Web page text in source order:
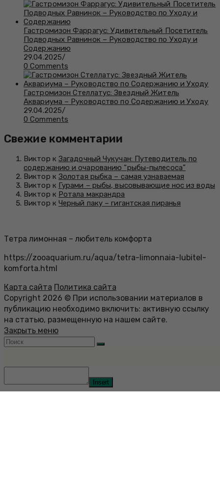
Гастромизон Фаррагус: Удивительный Посетитель
Подводных Равнинок – Руководство по Уходу и
Содержанию
29.04.2025/
0 Comments
Гастромизон Стеллатус: Звездный Житель
Аквариума – Руководство по Содержанию и Уходу
29.04.2025/
0 Comments
Свежие комментарии
Виктор к Загадочный Чукучан: Путеводитель по
содержанию и очарованию “рыбы-пылесоса”
Виктор к Золотая рыбка – самая узнаваемая
Виктор к Гурами – рыбы, высовывающие нос из воды
Виктор к Ротала макрандра
Виктор к Черный паку – гигантская пиранья
Тетра лимонная – любитель комфорта
https://zooaquarium.ru/aqua/tetra-limonnaia-lubitel-
komforta.html
Карта сайта Политика сайта
Copyright 2026 © При использовании материалов в
публикацию необходимо включить: активную ссылку
на статью, размещенную на нашем сайте.
Закрыть меню
Insert